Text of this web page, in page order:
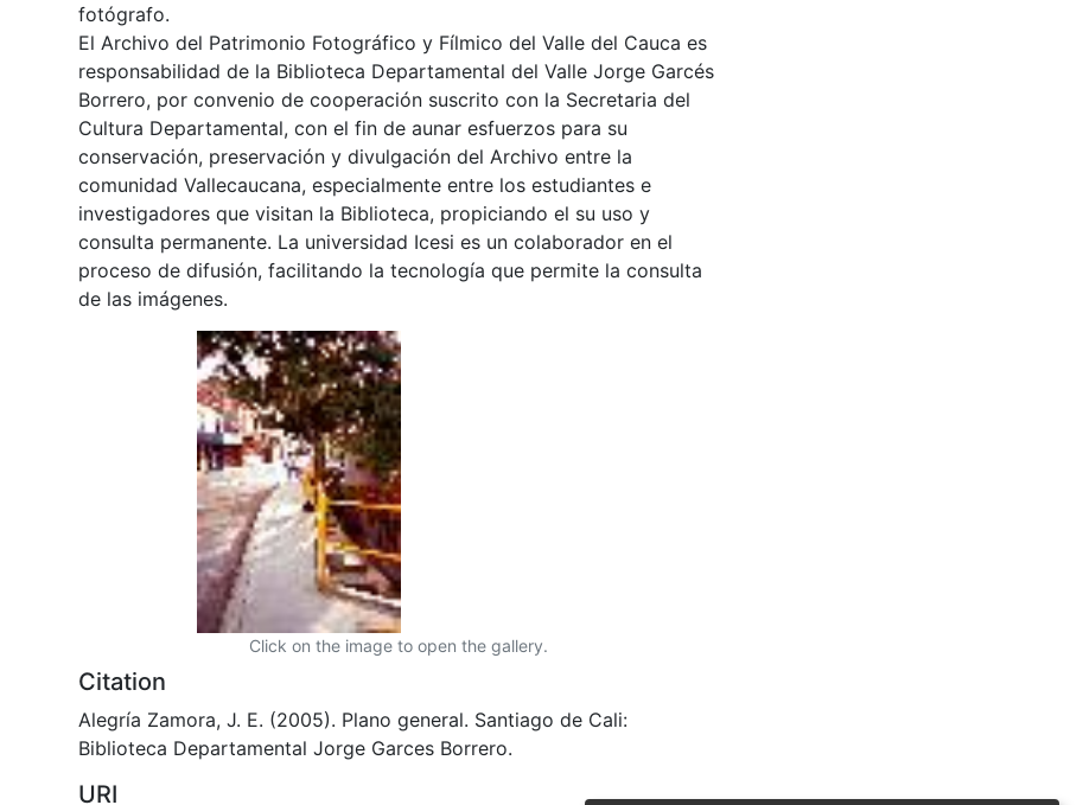
fotógrafo.
El Archivo del Patrimonio Fotográfico y Fílmico del Valle del Cauca es
responsabilidad de la Biblioteca Departamental del Valle Jorge Garcés
Borrero, por convenio de cooperación suscrito con la Secretaria del
Cultura Departamental, con el fin de aunar esfuerzos para su
conservación, preservación y divulgación del Archivo entre la
comunidad Vallecaucana, especialmente entre los estudiantes e
investigadores que visitan la Biblioteca, propiciando el su uso y
consulta permanente. La universidad Icesi es un colaborador en el
proceso de difusión, facilitando la tecnología que permite la consulta
de las imágenes.
Click on the image to open the gallery.
Citation
Alegría Zamora, J. E. (2005). Plano general. Santiago de Cali:
Biblioteca Departamental Jorge Garces Borrero.
URI